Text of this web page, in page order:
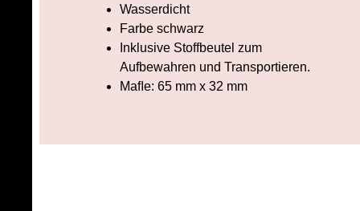
Wasserdicht
Farbe schwarz
Inklusive Stoffbeutel zum
Aufbewahren und Transportieren.
Maﬂe: 65 mm x 32 mm